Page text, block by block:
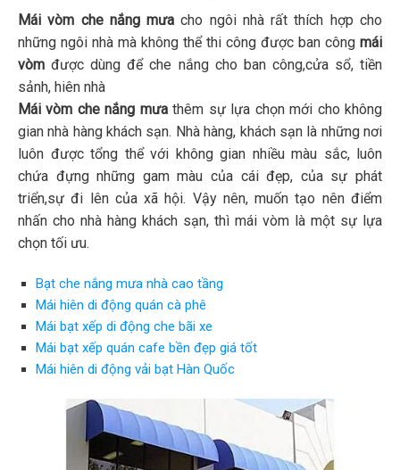
Mái vòm che nắng mưa cho ngôi nhà rất thích hợp cho
những ngôi nhà mà không thể thi công được ban công mái
vòm được dùng để che nắng cho ban công,cửa sổ, tiền
sảnh, hiên nhà
Mái vòm che nắng mưathêm sự lựa chọn mới cho không
gian nhà hàng khách sạn. Nhà hàng, khách sạn là những nơi
luôn được tổng thể với không gian nhiều màu sắc, luôn
chứa đựng những gam màu của cái đẹp, của sự phát
triển,sự đi lên của xã hội. Vậy nên, muốn tạo nên điểm
nhấn cho nhà hàng khách sạn, thì mái vòm là một sự lựa
chọn tối ưu.
Bạt che nắng mưa nhà cao tầng
Mái hiên di động quán cà phê
Mái bạt xếp di động che bãi xe
Mái bạt xếp quán cafe bền đẹp giá tốt
Mái hiên di động vải bạt Hàn Quốc